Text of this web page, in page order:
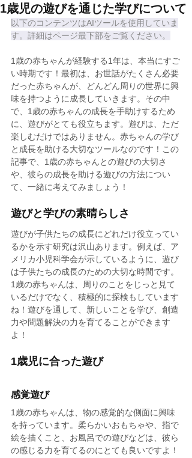
1歳児の遊びを通じた学びについて
以下のコンテンツはAIツールを使用していま
す。詳細はページ最下部をご覧ください。
1歳の赤ちゃんが経験する1年は、本当にすご
い時期です！最初は、お世話がたくさん必要
だった赤ちゃんが、どんどん周りの世界に興
味を持つように成長していきます。その中
で、1歳の赤ちゃんの成長を手助けするため
に、遊びがとても役立ちます。遊びは、ただ
楽しむだけではありません。赤ちゃんの学び
と成長を助ける大切なツールなのです！この
記事で、1歳の赤ちゃんとの遊びの大切さ
や、彼らの成長を助ける遊びの方法につい
て、一緒に考えてみましょう！
遊びと学びの素晴らしさ
遊びが子供たちの成長にどれだけ役立ってい
るかを示す研究は沢山あります。例えば、ア
メリカ小児科学会が示しているように、遊び
は子供たちの成長のための大切な時間です。
1歳の赤ちゃんは、周りのことをじっと見て
いるだけでなく、積極的に探検もしています
ね！遊びを通して、新しいことを学び、創造
力や問題解決の力を育てることができます
よ！
1歳児に合った遊び
感覚遊び
1歳の赤ちゃんは、物の感覚的な側面に興味
を持っています。柔らかいおもちゃや、指で
絵を描くこと、お風呂での遊びなどは、彼ら
の感じる力を育てるのにとても良いですよ！